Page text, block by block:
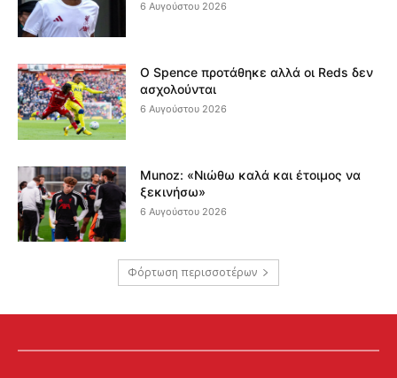
6 Αυγούστου 2026
Ο Spence προτάθηκε αλλά οι Reds δεν
ασχολούνται
6 Αυγούστου 2026
Munoz: «Νιώθω καλά και έτοιμος να
ξεκινήσω»
6 Αυγούστου 2026
Φόρτωση περισσοτέρων